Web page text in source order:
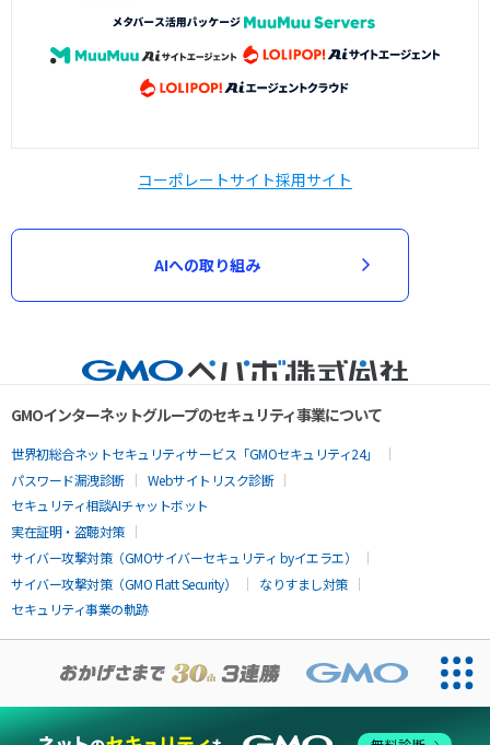
コーポレートサイト採用サイト
AIへの取り組み
GMOインターネットグループのセキュリティ事業について
世界初総合ネットセキュリティサービス「GMOセキュリティ24」
パスワード漏洩診断
Webサイトリスク診断
セキュリティ相談AIチャットボット
実在証明・盗聴対策
サイバー攻撃対策（GMOサイバーセキュリティ byイエラエ）
サイバー攻撃対策（GMO Flatt Security）
なりすまし対策
セキュリティ事業の軌跡